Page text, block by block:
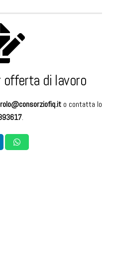
offerta di lavoro
o contatta lo
.